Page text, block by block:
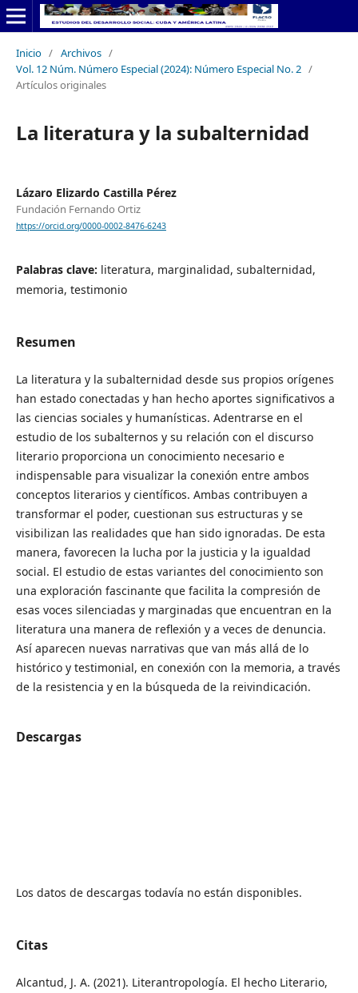
Inicio / Archivos /
Vol. 12 Núm. Número Especial (2024): Número Especial No. 2 /
Artículos originales
La literatura y la subalternidad
Lázaro Elizardo Castilla Pérez
Fundación Fernando Ortiz
https://orcid.org/0000-0002-8476-6243
Palabras clave: literatura, marginalidad, subalternidad,
memoria, testimonio
Resumen
La literatura y la subalternidad desde sus propios orígenes
han estado conectadas y han hecho aportes significativos a
las ciencias sociales y humanísticas. Adentrarse en el
estudio de los subalternos y su relación con el discurso
literario proporciona un conocimiento necesario e
indispensable para visualizar la conexión entre ambos
conceptos literarios y científicos. Ambas contribuyen a
transformar el poder, cuestionan sus estructuras y se
visibilizan las realidades que han sido ignoradas. De esta
manera, favorecen la lucha por la justicia y la igualdad
social. El estudio de estas variantes del conocimiento son
una exploración fascinante que facilita la compresión de
esas voces silenciadas y marginadas que encuentran en la
literatura una manera de reflexión y a veces de denuncia.
Así aparecen nuevas narrativas que van más allá de lo
histórico y testimonial, en conexión con la memoria, a través
de la resistencia y en la búsqueda de la reivindicación.
Descargas
Los datos de descargas todavía no están disponibles.
Citas
Alcantud, J. A. (2021). Literantropología. El hecho Literario,